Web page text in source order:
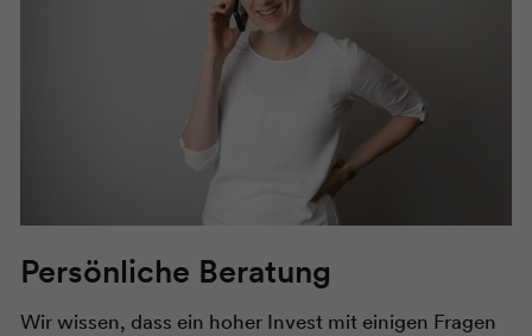
Persönliche Beratung
Wir wissen, dass ein hoher Invest mit einigen Fragen